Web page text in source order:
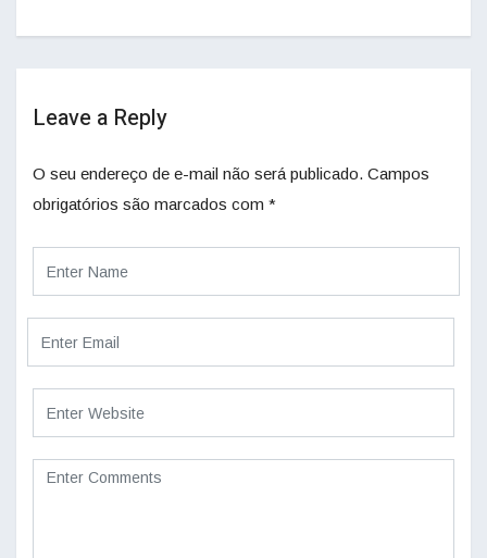
Leave a Reply
O seu endereço de e-mail não será publicado. Campos
obrigatórios são marcados com *